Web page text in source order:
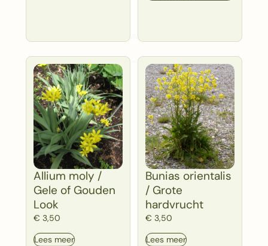
Allium moly /
Gele of Gouden
Look
€ 3,50
Lees meer
Bunias orientalis
/ Grote
hardvrucht
€ 3,50
Lees meer